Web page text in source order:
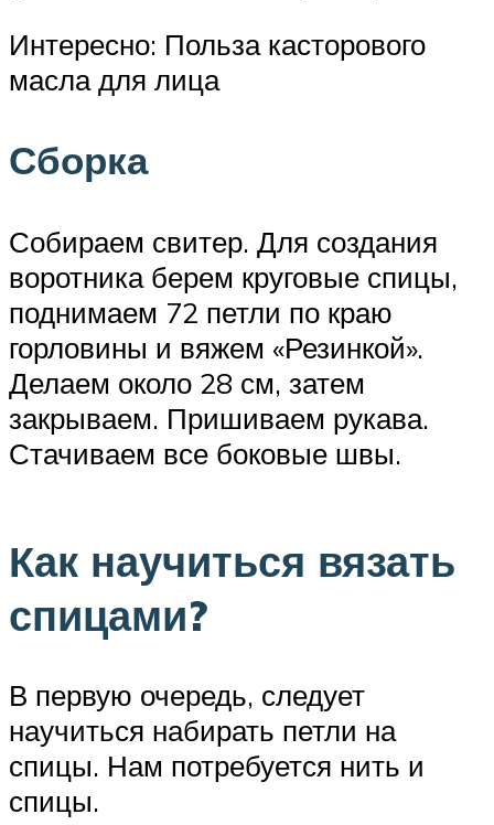
Интересно: Польза касторового
масла для лица
Сборка
Собираем свитер. Для создания
воротника берем круговые спицы,
поднимаем 72 петли по краю
горловины и вяжем «Резинкой».
Делаем около 28 см, затем
закрываем. Пришиваем рукава.
Стачиваем все боковые швы.
Как научиться вязать
спицами?
В первую очередь, следует
научиться набирать петли на
спицы. Нам потребуется нить и
спицы.